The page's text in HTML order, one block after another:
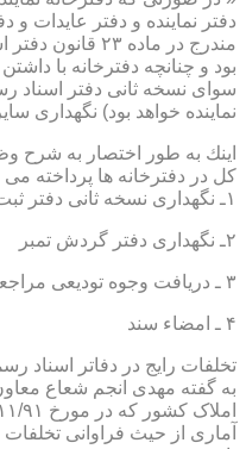
دفتر نماینده و دفتر عایدات
مندرج در ماده
بود و چنانچه دفترخانه با
سوای نسخه ثانی دفتر اسناد
نماینده خواهد بود) نگهداری
اینك به طور اختصار به شرح
كل در دفترخانه ها پرداخته
۱ـ نگهداری نسخه ثانی دفتر ثبت اسناد رسمی
۲ـ نگهداری دفتر گردش تمبر
۳ ـ دریافت وجوه تودیعی مراجعان
۴ ـ امضاء سند
تخلفات رایج در دفاتر اسناد
به گفته مهدی انجم شعاع
آماری از حیث فراوانی